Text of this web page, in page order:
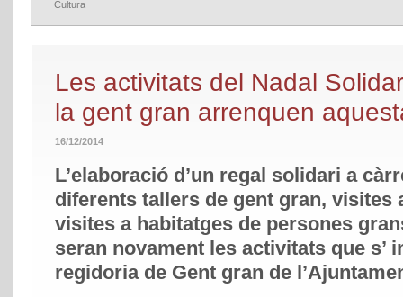
Cultura
Les activitats del Nadal
la gent gran arrenquen
16/12/2014
L’elaboració d’un regal solidari a
diferents tallers de gent gran, visites
visites a habitatges de persones
seran novament les activitats que s’
regidoria de Gent gran de